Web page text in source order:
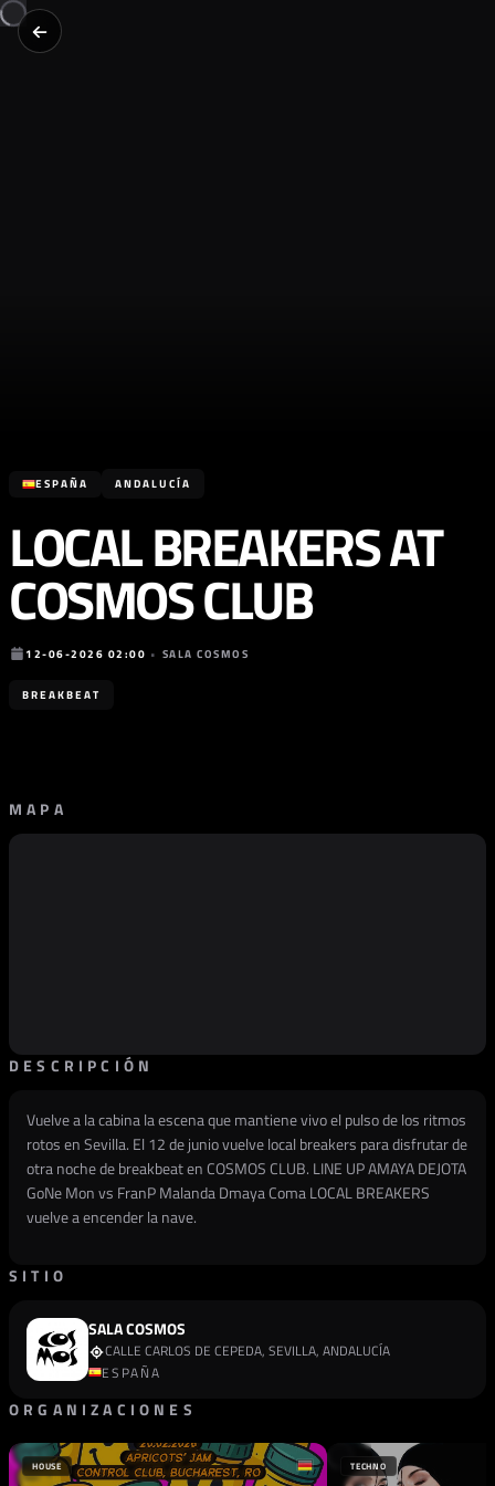
ESPAÑA ANDALUCÍA
LOCAL BREAKERS AT
COSMOS CLUB
12-06-2026 02:00 • SALA COSMOS
BREAKBEAT
MAPA
DESCRIPCIÓN
Vuelve a la cabina la escena que mantiene vivo el pulso de los ritmos
rotos en Sevilla. El 12 de junio vuelve local breakers para disfrutar de
otra noche de breakbeat en COSMOS CLUB. LINE UP AMAYA DEJOTA
GoNe Mon vs FranP Malanda Dmaya Coma LOCAL BREAKERS
vuelve a encender la nave.
SITIO
SALA COSMOS
CALLE CARLOS DE CEPEDA, SEVILLA, ANDALUCÍA
ESPAÑA
ORGANIZACIONES
PROMOTOR
SALA COSMOS
ESPAÑA
HOUSE TECHNO